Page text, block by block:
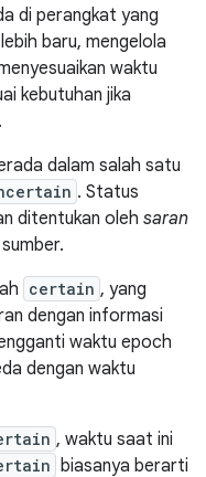
di perangkat yang
baru, mengelola
waktu
kebutuhan jika
dalam salah satu
. Status
ditentukan oleh saran
certain , yang
dengan informasi
waktu epoch
dengan waktu
, waktu saat ini
biasanya berarti